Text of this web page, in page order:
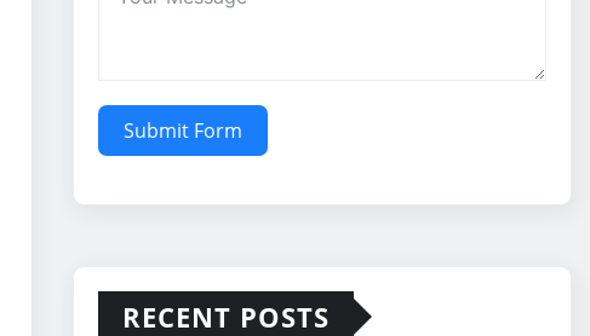
Submit Form
RECENT POSTS